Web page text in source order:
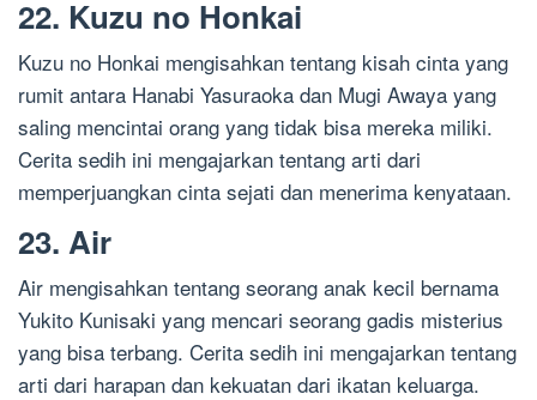
22. Kuzu no Honkai
Kuzu no Honkai mengisahkan tentang kisah cinta yang
rumit antara Hanabi Yasuraoka dan Mugi Awaya yang
saling mencintai orang yang tidak bisa mereka miliki.
Cerita sedih ini mengajarkan tentang arti dari
memperjuangkan cinta sejati dan menerima kenyataan.
23. Air
Air mengisahkan tentang seorang anak kecil bernama
Yukito Kunisaki yang mencari seorang gadis misterius
yang bisa terbang. Cerita sedih ini mengajarkan tentang
arti dari harapan dan kekuatan dari ikatan keluarga.